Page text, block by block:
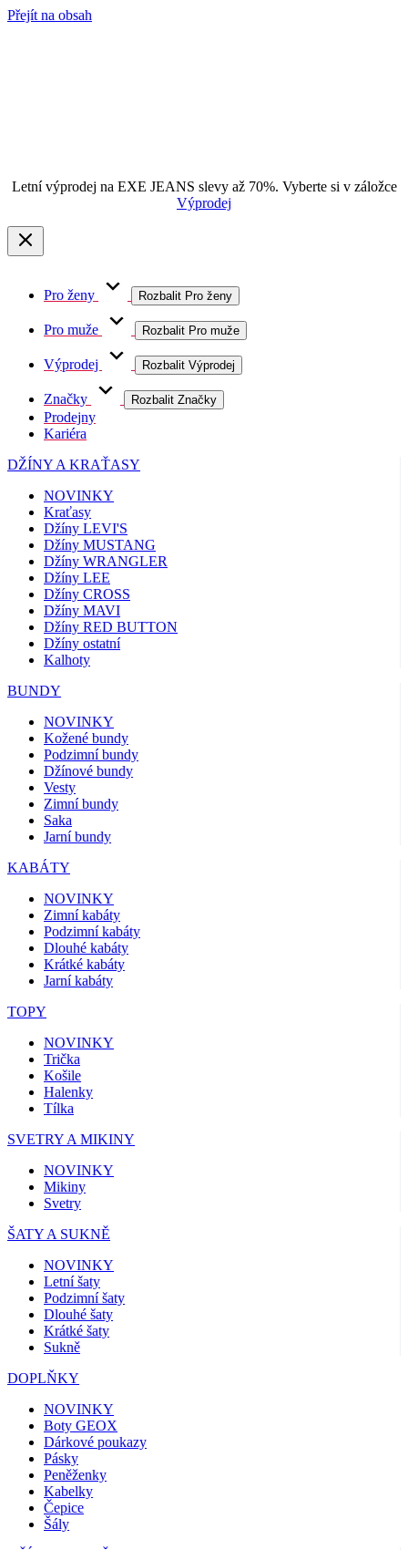
Přejít na obsah
Letní výprodej na EXE JEANS slevy až 70%. Vyberte si v záložce
Výprodej
Pro ženy Rozbalit Pro ženy
Pro muže Rozbalit Pro muže
Výprodej Rozbalit Výprodej
Značky Rozbalit Značky
Prodejny
Kariéra
DŽÍNY A KRAŤASY
NOVINKY
Kraťasy
Džíny LEVI'S
Džíny MUSTANG
Džíny WRANGLER
Džíny LEE
Džíny CROSS
Džíny MAVI
Džíny RED BUTTON
Džíny ostatní
Kalhoty
BUNDY
NOVINKY
Kožené bundy
Podzimní bundy
Džínové bundy
Vesty
Zimní bundy
Saka
Jarní bundy
KABÁTY
NOVINKY
Zimní kabáty
Podzimní kabáty
Dlouhé kabáty
Krátké kabáty
Jarní kabáty
TOPY
NOVINKY
Trička
Košile
Halenky
Tílka
SVETRY A MIKINY
NOVINKY
Mikiny
Svetry
ŠATY A SUKNĚ
NOVINKY
Letní šaty
Podzimní šaty
Dlouhé šaty
Krátké šaty
Sukně
DOPLŇKY
NOVINKY
Boty GEOX
Dárkové poukazy
Pásky
Peněženky
Kabelky
Čepice
Šály